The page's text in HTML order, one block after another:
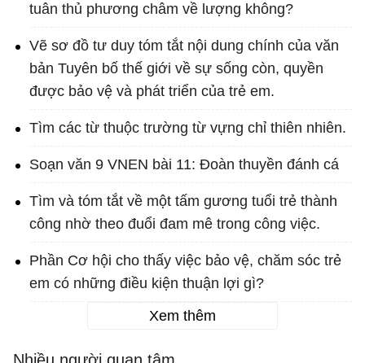
tuân thủ phương châm về lượng không?
Vẽ sơ đồ tư duy tóm tắt nội dung chính của văn
bản Tuyên bố thế giới về sự sống còn, quyền
được bảo vệ và phát triển của trẻ em.
Tìm các từ thuộc trường từ vựng chỉ thiên nhiên.
Soạn văn 9 VNEN bài 11: Đoàn thuyền đánh cá
Tìm và tóm tắt về một tấm gương tuổi trẻ thành
công nhờ theo đuổi đam mê trong công việc.
Phần Cơ hội cho thấy việc bảo vệ, chăm sóc trẻ
em có những điều kiện thuận lợi gì?
Xem thêm